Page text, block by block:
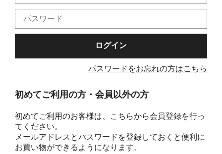
中古品を探す
パスワードをお忘れの方はこちら
初めてご利用の方・会員以外の方
初めてご利用のお客様は、こちらから会員登録を行っ
てください。
メールアドレスとパスワードを登録しておくと便利に
お買い物ができるようになります。